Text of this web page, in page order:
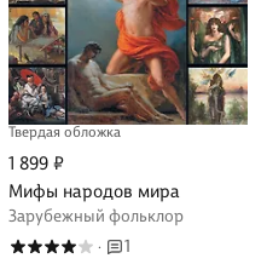
Твердая обложка
1 899 ₽
Мифы народов мира
Зарубежный фольклор
· 1